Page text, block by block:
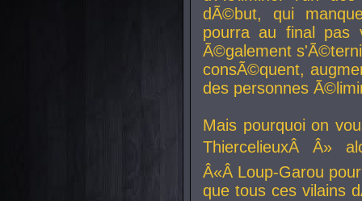
dÃ©but, qui
pourra au final pas
Ã©galement
consÃ©quent,
des personnes
Mais pourquoi on
ThiercelieuxÂ Â»
Â«Â Loup-Garou
que tous ces vilains